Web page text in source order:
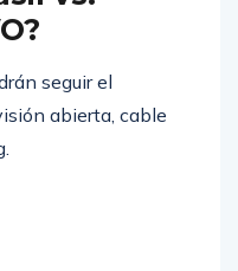
seguir el
abierta, cable